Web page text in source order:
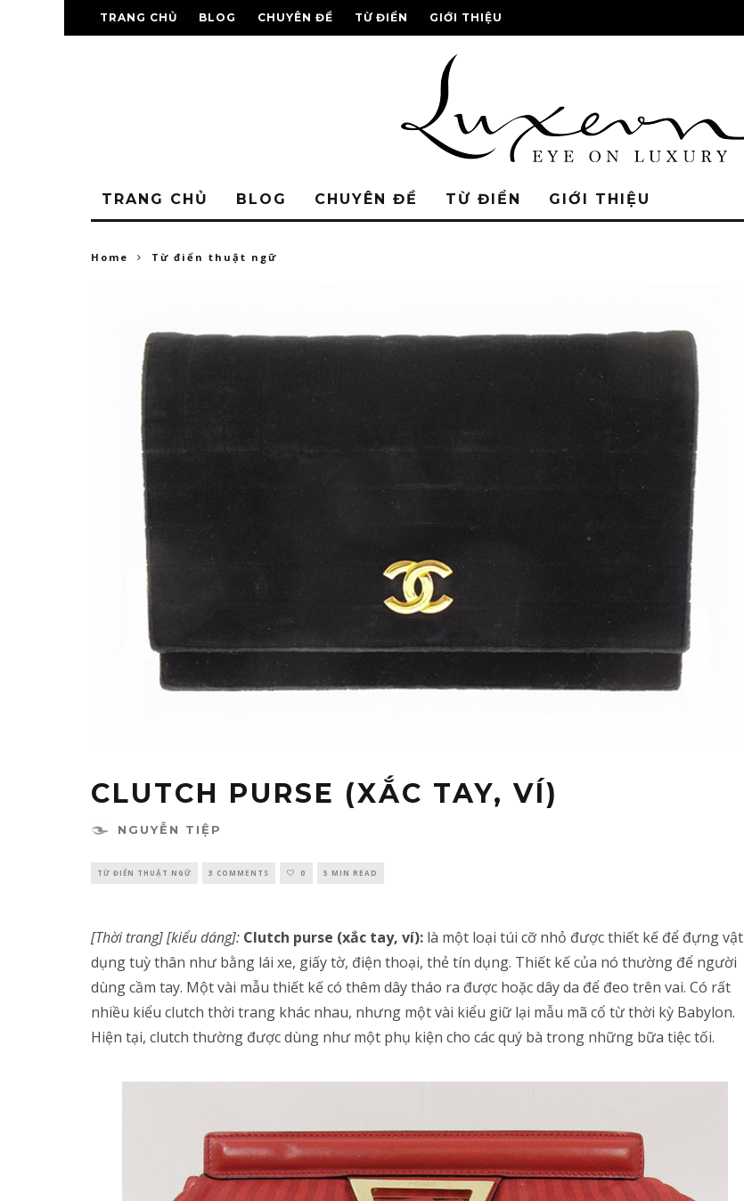
TRANG CHỦ BLOG CHUYÊN ĐỀ TỪ ĐIỂN GIỚI THIỆU
TRANG CHỦ BLOG CHUYÊN ĐỀ TỪ ĐIỂN GIỚI THIỆU
Home Từ điển thuật ngữ
CLUTCH PURSE (XẮC TAY, VÍ)
NGUYỄN TIỆP
TỪ ĐIỂN THUẬT NGỮ 3 COMMENTS 0 5 MIN READ
[Thời trang] [kiểu dáng]: Clutch purse (xắc tay, ví): là một loại túi cỡ nhỏ được thiết kế để đựng vật
dụng tuỳ thân như bằng lái xe, giấy tờ, điện thoại, thẻ tín dụng. Thiết kế của nó thường để người
dùng cầm tay. Một vài mẫu thiết kế có thêm dây tháo ra được hoặc dây da để đeo trên vai. Có rất
nhiều kiểu clutch thời trang khác nhau, nhưng một vài kiểu giữ lại mẫu mã cổ từ thời kỳ Babylon.
Hiện tại, clutch thường được dùng như một phụ kiện cho các quý bà trong những bữa tiệc tối.